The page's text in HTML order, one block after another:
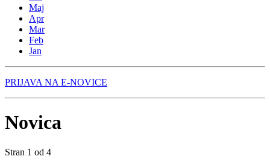
Maj
Apr
Mar
Feb
Jan
PRIJAVA NA E-NOVICE
Novica
Stran 1 od 4